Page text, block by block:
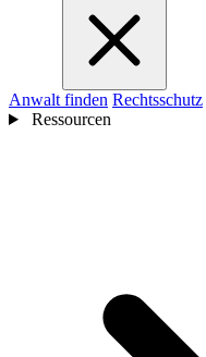
Anwalt finden Rechtsschutz
Ressourcen